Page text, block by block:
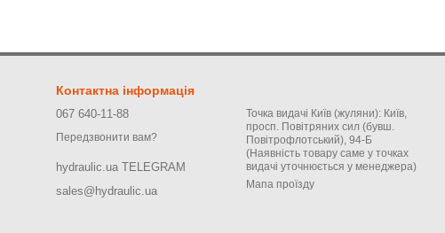
Контактна інформація
067 640-11-88
Передзвонити вам?
hydraulic.ua TELEGRAM
sales@hydraulic.ua
Точка видачі Київ (жуляни): Київ,
просп. Повітряних сил (бувш.
Повітрофлотський), 94-Б
(Наявність товару саме у точках
видачі уточнюється у менеджера)
Мапа проїзду